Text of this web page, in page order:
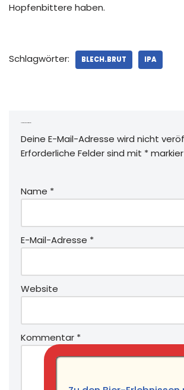
Hopfenbittere haben.
Schlagwörter: BLECH.BRUT IPA
Deine E-Mail-Adresse wird nicht
Erforderliche Felder sind mit *
Name *
E-Mail-Adresse *
Website
Kommentar *